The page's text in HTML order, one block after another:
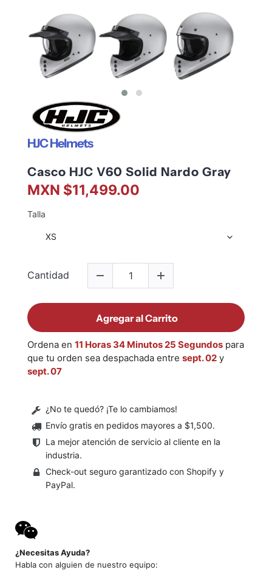
HJC Helmets
Casco HJC V60 Solid Nardo Gray
MXN $11,499.00
Talla
Cantidad
Agregar al Carrito
Ordena en 11 Horas 34 Minutos 25 Segundos para
que tu orden sea despachada entre sept. 02 y
sept. 07
¿No te quedó? ¡Te lo cambiamos!
Envío gratis en pedidos mayores a $1,500.
La mejor atención de servicio al cliente en la
industria.
Check-out seguro garantizado con Shopify y
PayPal.
¿Necesitas Ayuda?
Habla con alguien de nuestro equipo: